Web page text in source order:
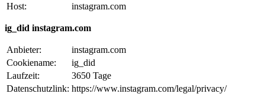
Host:
instagram.com
ig_did instagram.com
Anbieter:
instagram.com
Cookiename:
ig_did
Laufzeit:
3650 Tage
Datenschutzlink: https://www.instagram.com/legal/privacy/